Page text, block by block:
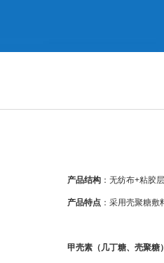
产品结构 ：无纺布+粘胶
产品特点 ：采用壳聚糖
甲壳素（几丁糖、壳聚糖